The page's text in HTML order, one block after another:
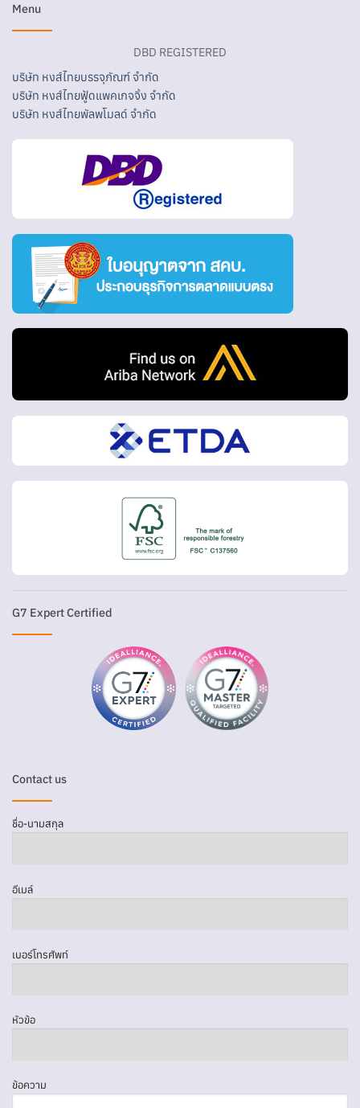
Menu
DBD REGISTERED
บริษัท หงส์ไทยบรรจุภัณฑ์ จำกัด
บริษัท หงส์ไทยฟู้ดแพคเกจจิ้ง จำกัด
บริษัท หงส์ไทยพัลพโมลด์ จำกัด
G7 Expert Certified
Contact us
ชื่อ-นามสกุล
อีเมล์
เบอร์โทรศัพท์
หัวข้อ
ข้อความ